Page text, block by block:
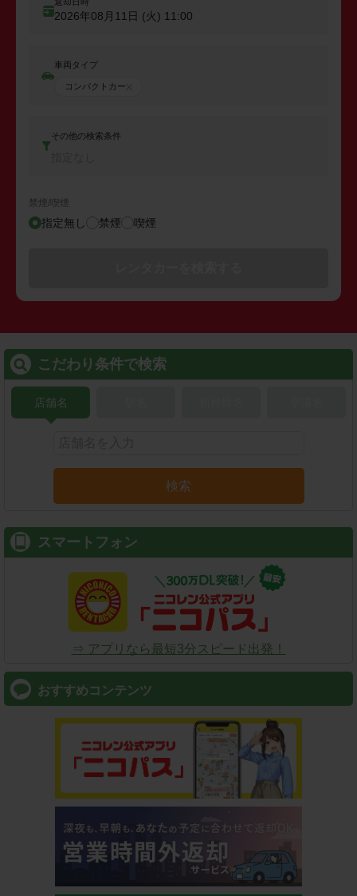
2026年08月11日 (火) 11:00
車両タイプ
コンパクトカー
その他の検索条件
禁煙/喫煙
指定無し 禁煙 喫煙
こだわり条件で検索
店舗名
検索
スマートフォン
⇒ アプリなら最短3分スピード出発！
おすすめコンテンツ